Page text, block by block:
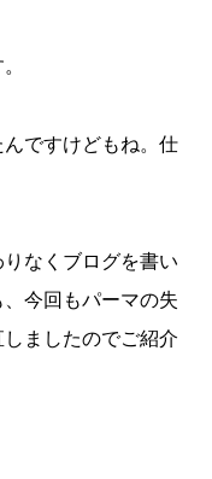
ですけどもね。仕
なくブログを書い
今回もパーマの失
ましたのでご紹介